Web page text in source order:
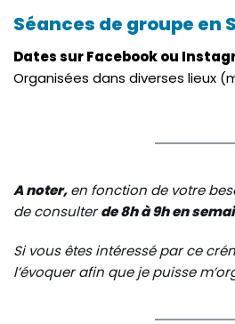
Séances de groupe en
Dates sur Facebook ou
Organisées dans diverses lieux
A noter,en fonction de votre
de consulterde 8h à 9h en
Si vous êtes intéressé par ce
l’évoquer afin que je puisse